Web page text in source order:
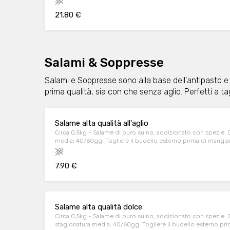
21.80 €
Salami & Soppresse
Salami e Soppresse sono alla base dell'antipasto
prima qualità, sia con che senza aglio. Perfetti a
Salame alta qualità all'aglio
Circa 0,5kg - Salame di puro suino, addizionato con spezie. Con aglio. Periodo di stagionatura
media: 40/60gg. Togliere il budello esterno prima di
7.90 €
Salame alta qualità dolce
Circa 0,5kg - Salame di puro suino, addizionato con spezie. Senza aglio. Periodo di
stagionatura media: 40/60gg. Togliere il budello esterno